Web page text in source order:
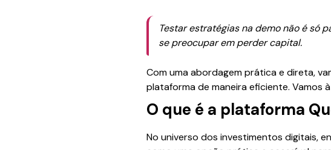
Testar estratégias na demo não é só
se preocupar em perder capital.
Com uma abordagem prática e direta,
plataforma de maneira eficiente. Vamos
O que é a plataforma
No universo dos investimentos digitais,